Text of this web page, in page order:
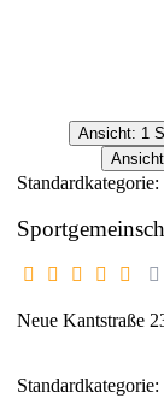
Ansicht: 1
Standardkategorie:
Neue Kantstraße
Standardkategorie: